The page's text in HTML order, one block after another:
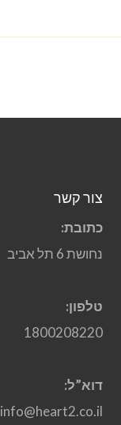
צור קשר
כתובת:
נחושת 6 תל אביב
טלפון:
1800208220
דוא”ל:
info@heart2.co.il